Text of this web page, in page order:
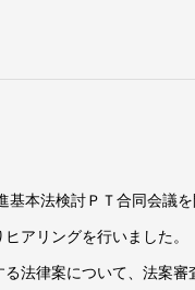
基本法検討ＰＴ合同会議
アリングを行いました。
法律案について、法案審